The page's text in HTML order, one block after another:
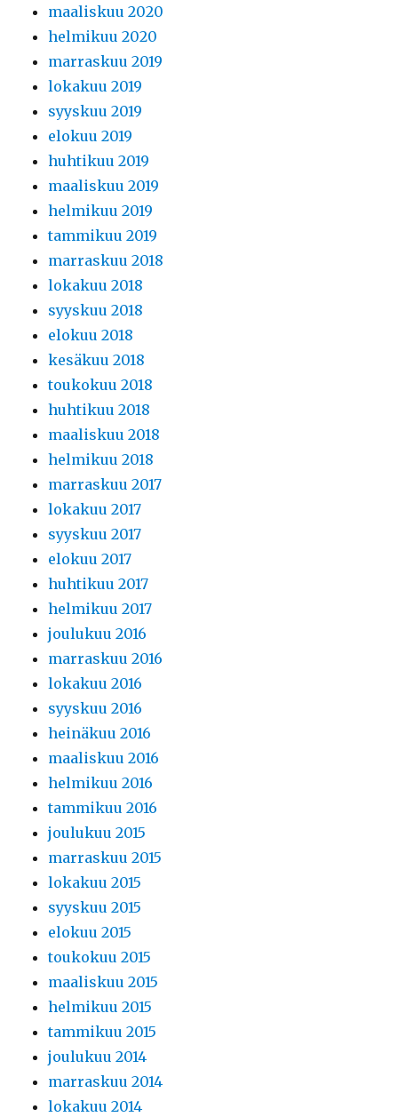
maaliskuu 2020
helmikuu 2020
marraskuu 2019
lokakuu 2019
syyskuu 2019
elokuu 2019
huhtikuu 2019
maaliskuu 2019
helmikuu 2019
tammikuu 2019
marraskuu 2018
lokakuu 2018
syyskuu 2018
elokuu 2018
kesäkuu 2018
toukokuu 2018
huhtikuu 2018
maaliskuu 2018
helmikuu 2018
marraskuu 2017
lokakuu 2017
syyskuu 2017
elokuu 2017
huhtikuu 2017
helmikuu 2017
joulukuu 2016
marraskuu 2016
lokakuu 2016
syyskuu 2016
heinäkuu 2016
maaliskuu 2016
helmikuu 2016
tammikuu 2016
joulukuu 2015
marraskuu 2015
lokakuu 2015
syyskuu 2015
elokuu 2015
toukokuu 2015
maaliskuu 2015
helmikuu 2015
tammikuu 2015
joulukuu 2014
marraskuu 2014
lokakuu 2014